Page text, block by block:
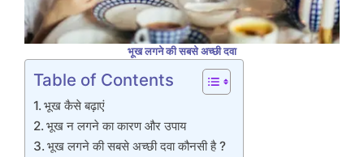
भूख लगने की सबसे अच्छी दवा
Table of Contents
भूख कैसे बढ़ाएं
भूख न लगने का कारण और उपाय
भूख लगने की सबसे अच्छी दवा कौनसी है ?